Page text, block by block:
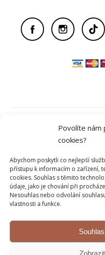
Povolíte nám
cookies?
Abychom poskytli co nejlepší
přístupu k informacím o zařízení,
cookies. Souhlas s těmito
údaje, jako je chování při
Nesouhlas nebo odvolání
vlastnosti a funkce.
Ochrana
© 2026 Sweetflow.cz